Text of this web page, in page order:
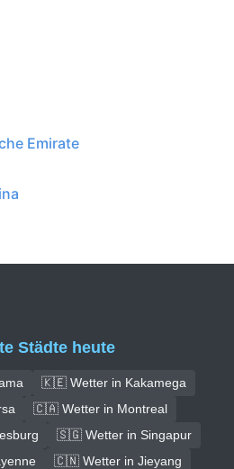
Emirate
Städte heute
🇰🇪 Wetter in Kakamega
🇨🇦 Wetter in Montreal
🇸🇬 Wetter in Singapur
🇨🇳 Wetter in Jieyang